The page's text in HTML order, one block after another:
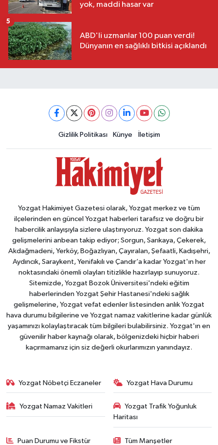
yok, maddi hasar var
ABD'li uzmanlar 100 puan verdi!
Dünyanın en sağlıklı bitkisi açıklandı
5
Gizlilik Politikası Künye İletişim
Yozgat Hakimiyet Gazetesi olarak, Yozgat merkez ve tüm
ilçelerinden en güncel Yozgat haberleri tarafsız ve doğru bir
habercilik anlayışıyla sizlere ulaştırıyoruz. Yozgat son dakika
gelişmelerini anbean takip ediyor; Sorgun, Sarıkaya, Çekerek,
Akdağmadeni, Yerköy, Boğazlıyan, Çayıralan, Şefaatli, Kadışehri,
Aydıncık, Saraykent, Yenifakılı ve Çandır’a kadar Yozgat'ın her
noktasındaki önemli olayları titizlikle hazırlayıp sunuyoruz.
Sitemizde, Yozgat Bozok Üniversitesi'ndeki eğitim
haberlerinden Yozgat Şehir Hastanesi'ndeki sağlık
gelişmelerine, Yozgat vefat edenler listesinden anlık Yozgat
hava durumu bilgilerine ve Yozgat namaz vakitlerine kadar günlük
yaşamınızı kolaylaştıracak tüm bilgileri bulabilirsiniz. Yozgat'ın en
güvenilir haber kaynağı olarak, bölgenizdeki hiçbir haberi
kaçırmamanız için siz değerli okurlarımızın yanındayız.
Yozgat Nöbetçi Eczaneler Yozgat Hava Durumu
Yozgat Namaz Vakitleri
Yozgat Trafik Yoğunluk
Haritası
Puan Durumu ve Fikstür Tüm Manşetler